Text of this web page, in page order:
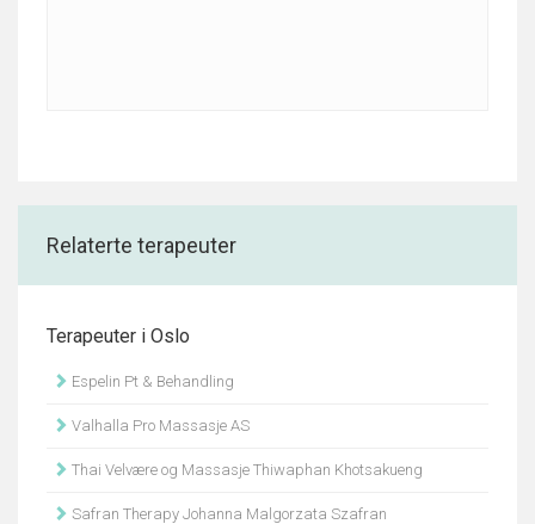
Relaterte terapeuter
Terapeuter i Oslo
Espelin Pt & Behandling
Valhalla Pro Massasje AS
Thai Velvære og Massasje Thiwaphan Khotsakueng
Safran Therapy Johanna Malgorzata Szafran